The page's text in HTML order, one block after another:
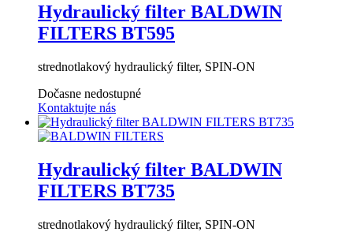
Hydraulický filter BALDWIN
FILTERS BT595
strednotlakový hydraulický filter, SPIN-ON
Dočasne nedostupné
Kontaktujte nás
Hydraulický filter BALDWIN
FILTERS BT735
strednotlakový hydraulický filter, SPIN-ON